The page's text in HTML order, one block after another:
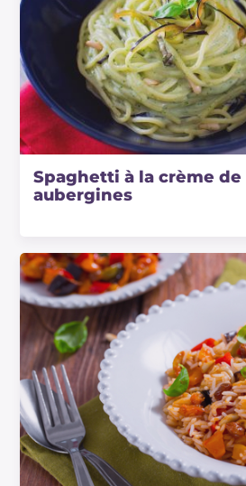
Spaghetti à la crème
aubergines